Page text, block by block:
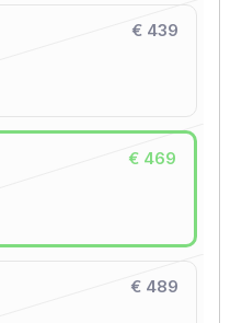
€ 439
€ 469
€ 489